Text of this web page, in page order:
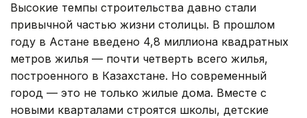
Высокие темпы строительства давно стали
привычной частью жизни столицы. В прошлом
году в Астане введено 4,8 миллиона квадратных
метров жилья — почти четверть всего жилья,
построенного в Казахстане. Но современный
город — это не только жилые дома. Вместе с
новыми кварталами строятся школы, детские